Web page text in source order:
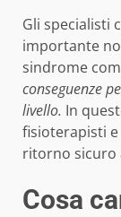
Gli specialisti
importante
sindrome
conseguenze
livello. In
fisioterapisti
ritorno sicuro
Cosa